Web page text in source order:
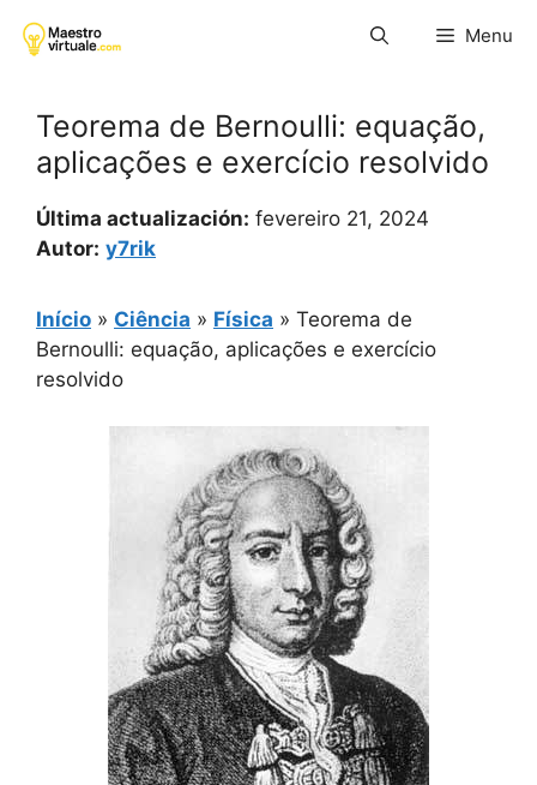
para
Menu
Teorema de Bernoulli: equação,
aplicações e exercício resolvido
Última actualización: fevereiro 21, 2024
Autor: y7rik
Início » Ciência » Física » Teorema de
Bernoulli: equação, aplicações e exercício
resolvido